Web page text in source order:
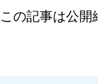
の記事は公開